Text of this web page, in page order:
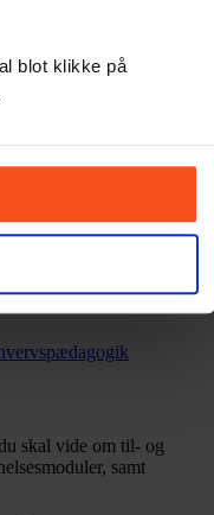
blot klikke på
vores pressehistorier.
skal vide om til- og
samt